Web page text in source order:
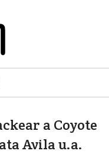
a Coyote
Avila u.a.